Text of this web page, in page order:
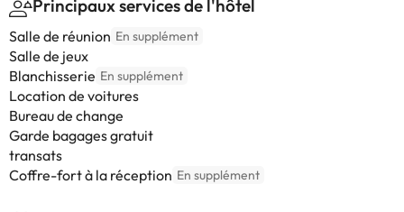
Principaux services de l'hôtel
Salle de réunion En supplément
Salle de jeux
Blanchisserie En supplément
Location de voitures
Bureau de change
Garde bagages gratuit
transats
Coffre-fort à la réception En supplément